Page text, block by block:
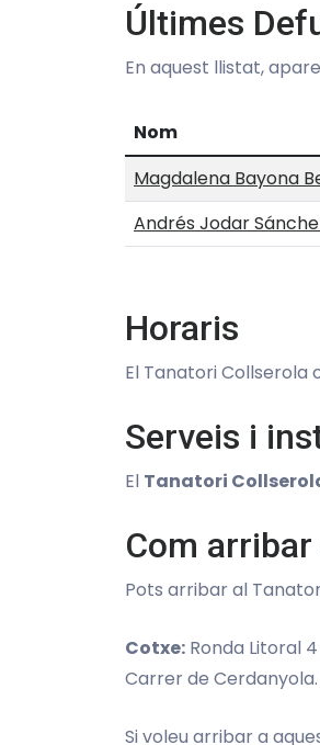
Últimes
En aquest llistat,
Nom
Magdalena Bayona
Andrés Jodar
Horaris
El Tanatori Collserola
Serveis i
El Tanatori
Com
Pots arribar al
Cotxe: Ronda Litoral
Carrer de
Si voleu arribar a